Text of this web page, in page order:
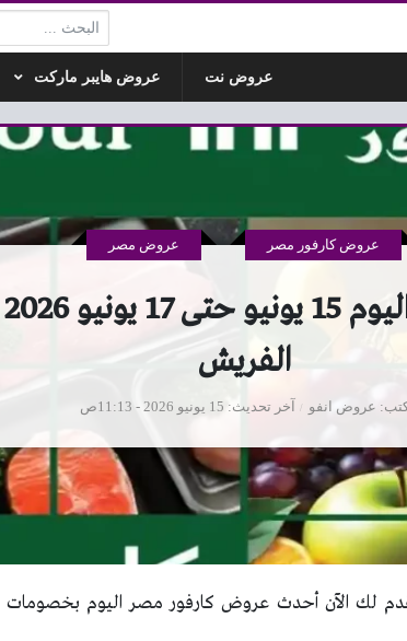
البحث:
عروض نت عروض هايبر ماركت
الفريش
عروض انفو
عروض كارفور مصر عروض مصر
آخر تحديث 15 يونيو 2026 - 11:13ص
لك الآن أحدث عروض كارفور مصر اليوم بخصومات